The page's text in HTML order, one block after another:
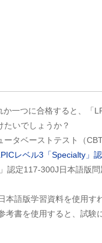
一つに合格すると、「
たいでしょうか？
タベーストテスト（
レベル3「Specialty」
認定117-300J日本語版
本語版学習資料を使用
考書を使用すると、試